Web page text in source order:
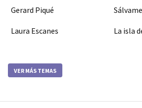
Gerard Piqué Sálvame
Laura Escanes La isla
VER MÁS TEMAS